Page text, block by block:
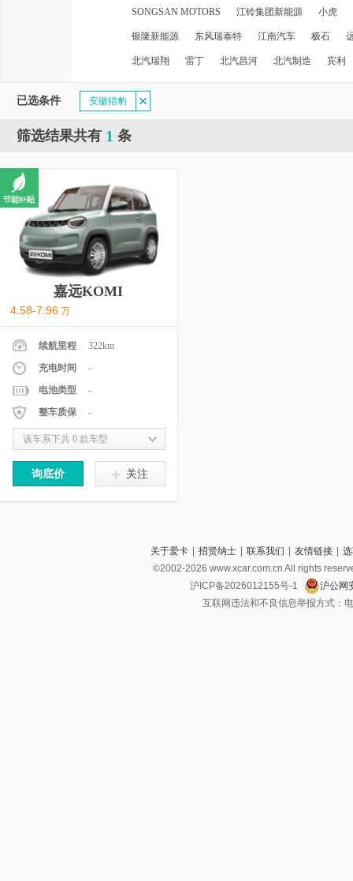
SONGSAN MOTORS 江铃集团新能源 小虎
银隆新能源 东风瑞泰特 江南汽车 极石
北汽瑞翔 雷丁 北汽昌河 北汽制造 宾利
已选条件 安徽猎豹
筛选结果共有 1 条
嘉远KOMI
4.58-7.96 万
续航里程
322km
充电时间
-
电池类型
-
整车质保
-
该车系下共 0 款车型
询底价 关注
关于爱卡 招贤纳士 联系我们 友情链接
©2002-2026 www.xcar.com.cn All rights
沪ICP备2026012155号-1
沪公网
互联网违法和不良信息举报方式：